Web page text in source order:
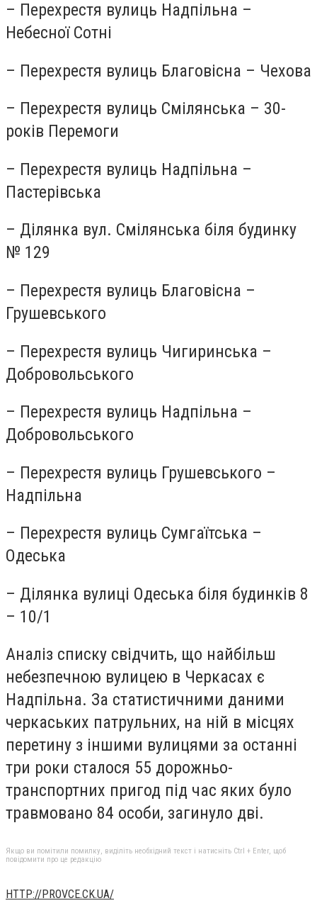
– Перехрестя вулиць Надпільна –
Небесної Сотні
– Перехрестя вулиць Благовісна – Чехова
– Перехрестя вулиць Смілянська – 30-
років Перемоги
– Перехрестя вулиць Надпільна –
Пастерівська
– Ділянка вул. Смілянська біля будинку
№ 129
– Перехрестя вулиць Благовісна –
Грушевського
– Перехрестя вулиць Чигиринська –
Добровольського
– Перехрестя вулиць Надпільна –
Добровольського
– Перехрестя вулиць Грушевського –
Надпільна
– Перехрестя вулиць Сумгаїтська –
Одеська
– Ділянка вулиці Одеська біля будинків 8
– 10/1
Аналіз списку свідчить, що найбільш
небезпечною вулицею в Черкасах є
Надпільна. За статистичними даними
черкаських патрульних, на ній в місцях
перетину з іншими вулицями за останні
три роки сталося 55 дорожньо-
транспортних пригод під час яких було
травмовано 84 особи, загинуло дві.
Якщо ви помітили помилку, виділіть необхідний текст і натисніть Ctrl + Enter, щоб
повідомити про це редакцію
HTTP://PROVCE.CK.UA/